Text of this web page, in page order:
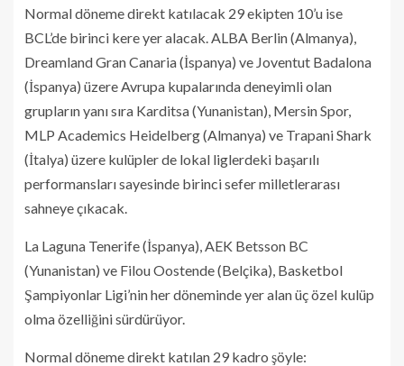
Normal döneme direkt katılacak 29 ekipten 10’u ise
BCL’de birinci kere yer alacak. ALBA Berlin (Almanya),
Dreamland Gran Canaria (İspanya) ve Joventut Badalona
(İspanya) üzere Avrupa kupalarında deneyimli olan
grupların yanı sıra Karditsa (Yunanistan), Mersin Spor,
MLP Academics Heidelberg (Almanya) ve Trapani Shark
(İtalya) üzere kulüpler de lokal liglerdeki başarılı
performansları sayesinde birinci sefer milletlerarası
sahneye çıkacak.
La Laguna Tenerife (İspanya), AEK Betsson BC
(Yunanistan) ve Filou Oostende (Belçika), Basketbol
Şampiyonlar Ligi’nin her döneminde yer alan üç özel kulüp
olma özelliğini sürdürüyor.
Normal döneme direkt katılan 29 kadro şöyle: